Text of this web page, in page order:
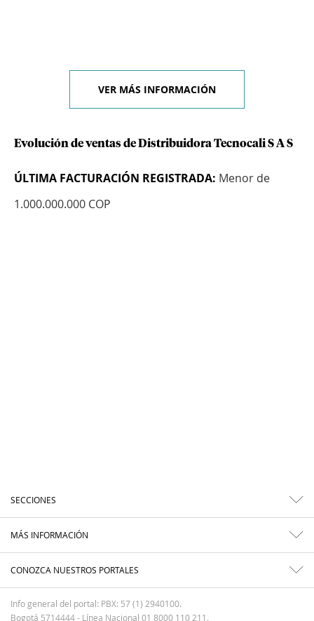
VER MÁS INFORMACIÓN
Evolución de ventas de Distribuidora Tecnocali S A S
ÚLTIMA FACTURACIÓN REGISTRADA: Menor de
1.000.000.000 COP
SECCIONES
MÁS INFORMACIÓN
CONOZCA NUESTROS PORTALES
Info general del portal: PBX: 57 (1) 2940100.
Bogotá 5714444 - Línea Nacional 01 8000 110 211.